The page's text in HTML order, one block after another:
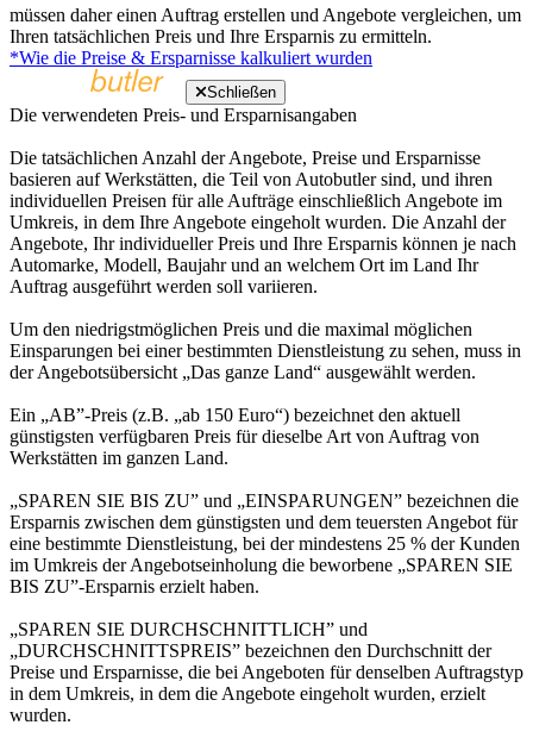
müssen daher einen Auftrag erstellen und Angebote vergleichen, um
Ihren tatsächlichen Preis und Ihre Ersparnis zu ermitteln.
*Wie die Preise & Ersparnisse kalkuliert wurden
Schließen
Die verwendeten Preis- und Ersparnisangaben
Die tatsächlichen Anzahl der Angebote, Preise und Ersparnisse
basieren auf Werkstätten, die Teil von Autobutler sind, und ihren
individuellen Preisen für alle Aufträge einschließlich Angebote im
Umkreis, in dem Ihre Angebote eingeholt wurden. Die Anzahl der
Angebote, Ihr individueller Preis und Ihre Ersparnis können je nach
Automarke, Modell, Baujahr und an welchem Ort im Land Ihr
Auftrag ausgeführt werden soll variieren.
Um den niedrigstmöglichen Preis und die maximal möglichen
Einsparungen bei einer bestimmten Dienstleistung zu sehen, muss in
der Angebotsübersicht „Das ganze Land“ ausgewählt werden.
Ein „AB”-Preis (z.B. „ab 150 Euro“) bezeichnet den aktuell
günstigsten verfügbaren Preis für dieselbe Art von Auftrag von
Werkstätten im ganzen Land.
„SPAREN SIE BIS ZU” und „EINSPARUNGEN” bezeichnen die
Ersparnis zwischen dem günstigsten und dem teuersten Angebot für
eine bestimmte Dienstleistung, bei der mindestens 25 % der Kunden
im Umkreis der Angebotseinholung die beworbene „SPAREN SIE
BIS ZU”-Ersparnis erzielt haben.
„SPAREN SIE DURCHSCHNITTLICH” und
„DURCHSCHNITTSPREIS” bezeichnen den Durchschnitt der
Preise und Ersparnisse, die bei Angeboten für denselben Auftragstyp
in dem Umkreis, in dem die Angebote eingeholt wurden, erzielt
wurden.